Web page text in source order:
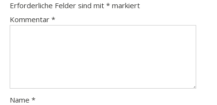
Erforderliche Felder sind mit * markiert
Kommentar *
Name *